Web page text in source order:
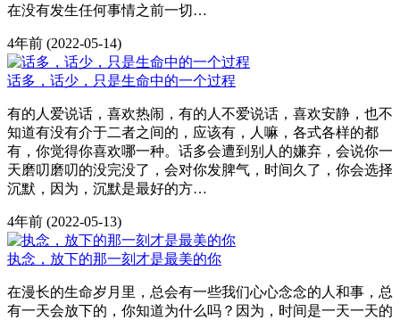
在没有发生任何事情之前一切…
4年前 (2022-05-14)
话多，话少，只是生命中的一个过程
有的人爱说话，喜欢热闹，有的人不爱说话，喜欢安静，也不
知道有没有介于二者之间的，应该有，人嘛，各式各样的都
有，你觉得你喜欢哪一种。话多会遭到别人的嫌弃，会说你一
天磨叨磨叨的没完没了，会对你发脾气，时间久了，你会选择
沉默，因为，沉默是最好的方…
4年前 (2022-05-13)
执念，放下的那一刻才是最美的你
在漫长的生命岁月里，总会有一些我们心心念念的人和事，总
有一天会放下的，你知道为什么吗？因为，时间是一天一天的